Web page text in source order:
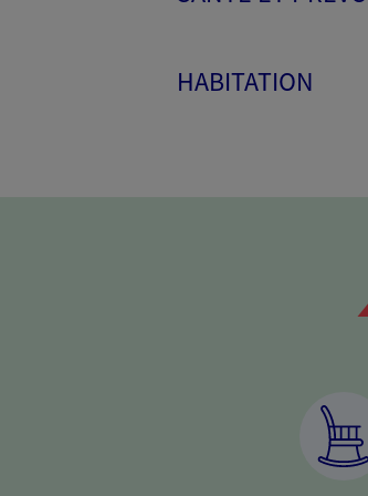
HABITATION